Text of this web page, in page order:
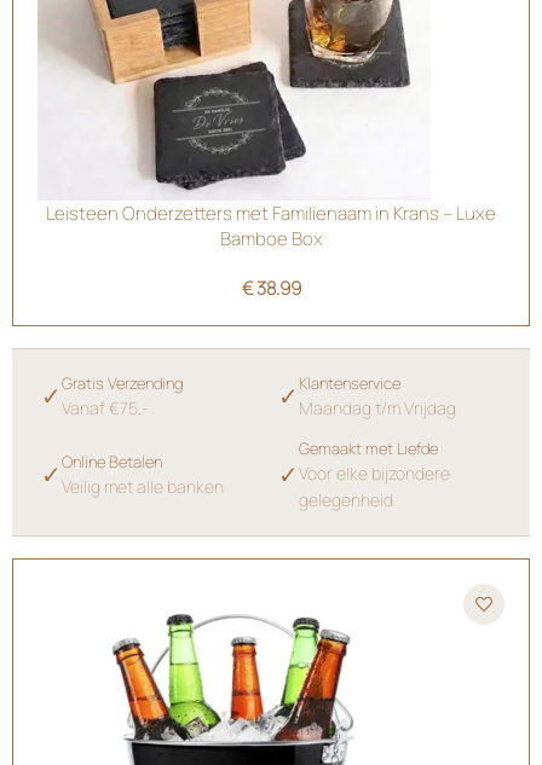
Leisteen Onderzetters met Familienaam in Krans – Luxe
Bamboe Box
€38.99
✓ Gratis Verzending
Vanaf €75,- ✓ Klantenservice
Maandag t/m Vrijdag
✓ Online Betalen
Veilig met alle banken ✓
Gemaakt met Liefde
Voor elke bijzondere
gelegenheid